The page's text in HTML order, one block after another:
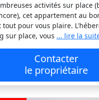
activités sur place
cet appartement au
tout pour vous plaire.
sur place, vous ... lire la
Contacter
le propriétaire